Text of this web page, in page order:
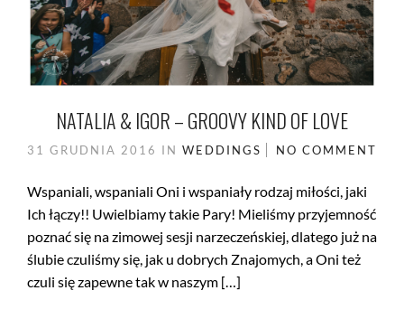
NATALIA & IGOR – GROOVY KIND OF LOVE
31 GRUDNIA 2016 IN WEDDINGS NO COMMENT
Wspaniali, wspaniali Oni i wspaniały rodzaj miłości, jaki
Ich łączy!! Uwielbiamy takie Pary! Mieliśmy przyjemność
poznać się na zimowej sesji narzeczeńskiej, dlatego już na
ślubie czuliśmy się, jak u dobrych Znajomych, a Oni też
czuli się zapewne tak w naszym […]